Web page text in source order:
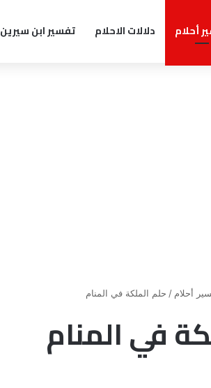
أحلام دلالات الاحلام تفسير ابن سيرين
أحلام / حلم الملكة في المنام
في المنام